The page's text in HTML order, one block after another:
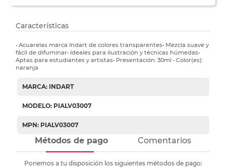
Características
• Acuarelas marca Indart de colores transparentes• Mezcla suave y
fácil de difuminar• Ideales para ilustración y técnicas húmedas•
Aptas para estudiantes y artistas• Presentación: 30ml • Color(es):
naranja
MARCA: INDART
MODELO: PIALV03007
MPN: PIALV03007
Métodos de pago Comentarios
Ponemos a tu disposición los siguientes métodos de pago: